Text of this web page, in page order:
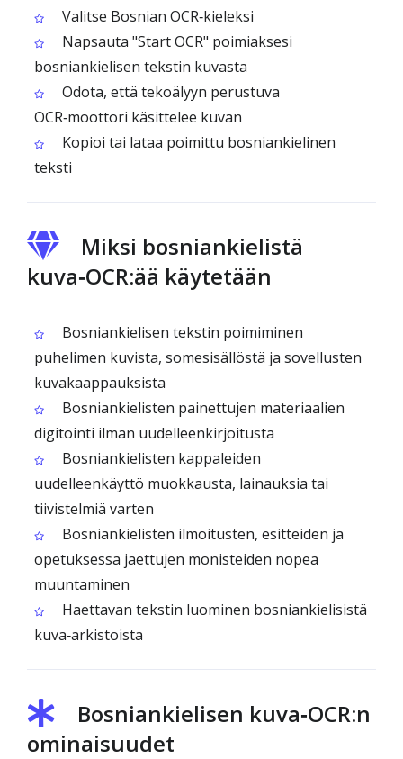
Valitse Bosnian OCR‑kieleksi
Napsauta "Start OCR" poimiaksesi
bosniankielisen tekstin kuvasta
Odota, että tekoälyyn perustuva
OCR‑moottori käsittelee kuvan
Kopioi tai lataa poimittu bosniankielinen
teksti
Miksi bosniankielistä
kuva‑OCR:ää käytetään
Bosniankielisen tekstin poimiminen
puhelimen kuvista, somesisällöstä ja sovellusten
kuvakaappauksista
Bosniankielisten painettujen materiaalien
digitointi ilman uudelleenkirjoitusta
Bosniankielisten kappaleiden
uudelleenkäyttö muokkausta, lainauksia tai
tiivistelmiä varten
Bosniankielisten ilmoitusten, esitteiden ja
opetuksessa jaettujen monisteiden nopea
muuntaminen
Haettavan tekstin luominen bosniankielisistä
kuva‑arkistoista
Bosniankielisen kuva‑OCR:n
ominaisuudet